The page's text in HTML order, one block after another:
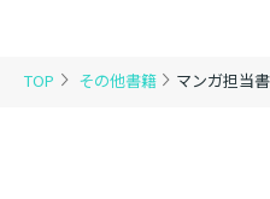
TOP その他書籍 マンガ担当